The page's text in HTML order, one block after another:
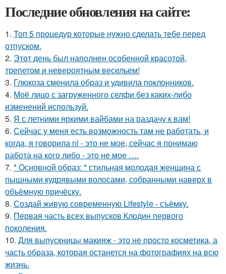
Последние обновления на сайте:
1. Топ 5 процедур которые нужно сделать тебе перед
отпуском.
2. Этот день был наполнен особенной красотой,
трепетом и невероятным весельем!
3. Глюкоза сменила образ и удивила поклонников.
4. Моё лицо с загруженного селфи без каких-либо
изменений используй.
5. Я с летними яркими вайбами на раздачу к вам!
6. Сейчас у меня есть возможность там не работать, и
когда, я говорила nl - это не мое, сейчас я понимаю
работа на кого либо - это не мое ….
7. * Основной образ: * стильная молодая женщина с
пышными кудрявыми волосами, собранными наверх в
объёмную причёску.
8. Создай живую современную Lifestyle - съёмку.
9. Первая часть всех выпусков Клодин первого
поколения.
10. Для выпускницы макияж - это не просто косметика, а
часть образа, которая останется на фотографиях на всю
жизнь.